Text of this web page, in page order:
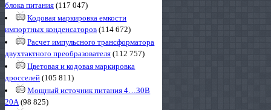
блока питания (117 047)
Кодовая маркировка емкости
импортных конденсаторов (114 672)
Расчет импульсного трансформатора
двухтактного преобразователя (112 757)
Цветовая и кодовая маркировка
дросселей (105 811)
Мощный источник питания 4…30В
20А(98 825)